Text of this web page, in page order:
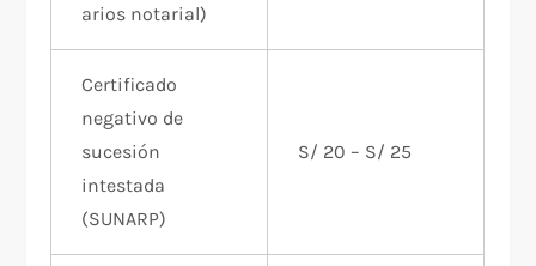
arios notarial)
Certificado
negativo de
sucesión
intestada
(SUNARP)
S/ 20 – S/ 25